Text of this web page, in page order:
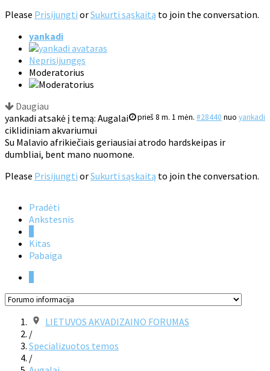
Please Prisijungti orSukurti sąskaitą to join the conversation.
yankadi
Neprisijungęs
Moderatorius
Daugiau
prieš 8 m. 1 mėn. #28440 nuo yankadi
yankadi atsakė į temą: Augalai
ciklidiniam akvariumui
Su Malavio afrikiečiais geriausiai atrodo hardskeipas ir
dumbliai, bent mano nuomone.
Please Prisijungti orSukurti sąskaitą to join the conversation.
Pradėti
Ankstesnis
Kitas
Pabaiga
LIETUVOS AKVADIZAINO FORUMAS
/
Specializuotos temos
/